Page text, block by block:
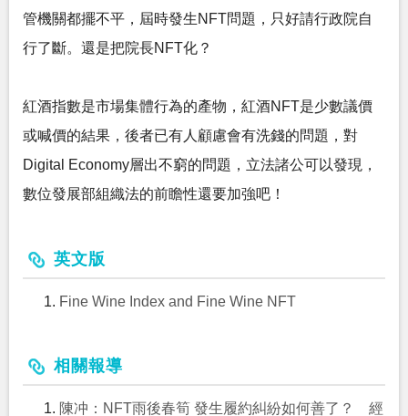
管機關都擺不平，屆時發生NFT問題，只好請行政院自
行了斷。還是把院長NFT化？
紅酒指數是市場集體行為的產物，紅酒NFT是少數議價
或喊價的結果，後者已有人顧慮會有洗錢的問題，對
Digital Economy層出不窮的問題，立法諸公可以發現，
數位發展部組織法的前瞻性還要加強吧！
英文版
Fine Wine Index and Fine Wine NFT
相關報導
陳冲：NFT雨後春筍 發生履約糾紛如何善了？ 經